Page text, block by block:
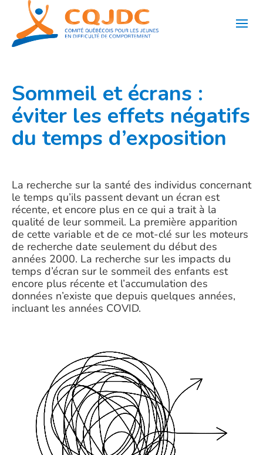
contenu
Sommeil et écrans :
éviter les effets négatifs
du temps d’exposition
La recherche sur la santé des individus concernant
le temps qu’ils passent devant un écran est
récente, et encore plus en ce qui a trait à la
qualité de leur sommeil. La première apparition
de cette variable et de ce mot-clé sur les moteurs
de recherche date seulement du début des
années 2000. La recherche sur les impacts du
temps d’écran sur le sommeil des enfants est
encore plus récente et l’accumulation des
données n’existe que depuis quelques années,
incluant les années COVID.